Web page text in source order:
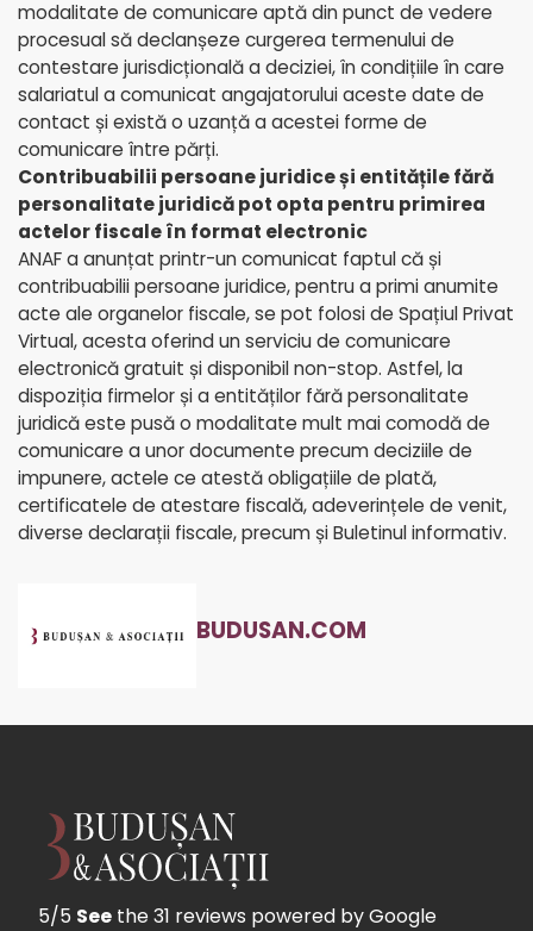
modalitate de comunicare aptă din punct de vedere
procesual să declanșeze curgerea termenului de
contestare jurisdicțională a deciziei, în condițiile în care
salariatul a comunicat angajatorului aceste date de
contact și există o uzanță a acestei forme de
comunicare între părți.
Contribuabilii persoane juridice și entitățile fără
personalitate juridică pot opta pentru primirea
actelor fiscale în format electronic
ANAF a anunțat printr-un comunicat faptul că și
contribuabilii persoane juridice, pentru a primi anumite
acte ale organelor fiscale, se pot folosi de Spațiul Privat
Virtual, acesta oferind un serviciu de comunicare
electronică gratuit și disponibil non-stop. Astfel, la
dispoziția firmelor și a entităților fără personalitate
juridică este pusă o modalitate mult mai comodă de
comunicare a unor documente precum deciziile de
impunere, actele ce atestă obligațiile de plată,
certificatele de atestare fiscală, adeverințele de venit,
diverse declarații fiscale, precum și Buletinul informativ.
BUDUSAN.COM
5/5 See the 31 reviews powered by Google